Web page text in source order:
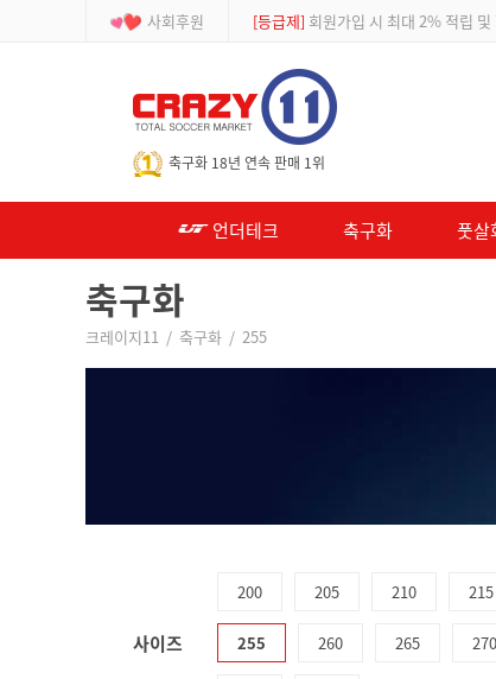
사회후원 [등급제] 회원가입 시 최대 2% 적립 및
축구화 18년 연속 판매 1위
언더테크 축구화 풋살
축구화
크레이지11 / 축구화 / 255
사이즈
200 205 210 215
255 260 265 270